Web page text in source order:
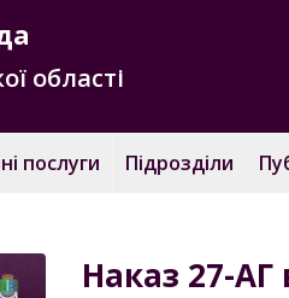
області
послуги Підрозділи
Наказ 27-АГ